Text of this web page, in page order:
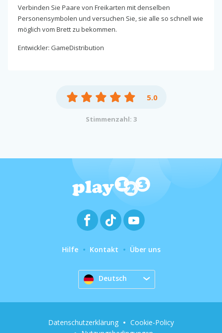
Verbinden Sie Paare von Freikarten mit denselben
Personensymbolen und versuchen Sie, sie alle so schnell wie
möglich vom Brett zu bekommen.
Entwickler: GameDistribution
5.0
Stimmenzahl: 3
Hilfe Kontakt Über uns
Deutsch
Datenschutzerklärung
Cookie-Policy